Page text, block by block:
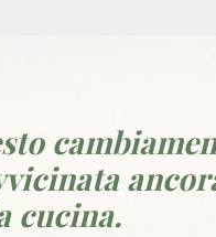
cucina.